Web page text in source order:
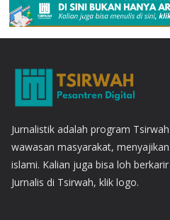
Jurnalistik adalah program
wawasan masyarakat,
islami. Kalian juga bisa loh
Jurnalis di Tsirwah, klik logo.